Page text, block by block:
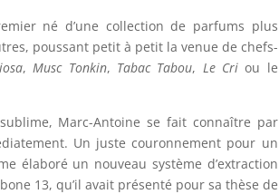
né d’une collection de parfums plus
poussant petit à petit la venue de chefs-
,Musc Tonkin, Tabac Tabou, Le Criou le
Marc-Antoine se fait connaître par
Un juste couronnement pour un
élaboré un nouveau système d’extraction
13, qu’il avait présenté pour sa thèse de